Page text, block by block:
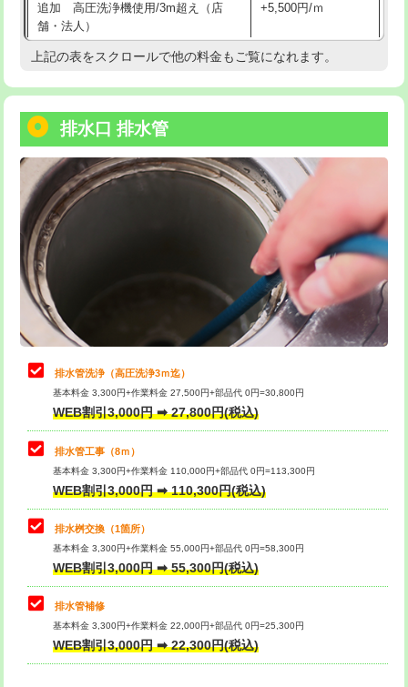
業)
給水管工事※（塩ビ管（VP・HI）使
用/3ｍまで)
用（追加）/3ｍ超え)
給水管工事※（ライニング鋼管・銅
管・ポリ管・HT管使用/3ｍまで)
44,000円
給水管工事※（ライニング鋼管・銅
管・ポリ管・HT管使用/3ｍ超え)
+8,800円
排水管工事（土の掘削・埋め戻し作
業）
11,000円~
排水管工事（排水管工事/3ｍまで） 55,000円
排水管工事（追加 排水管工事/3ｍ超
え）
マス交換（土の掘削・埋め戻し作業）
マス交換（深さ50㎝未満）
マス交換（深さ50㎝以上） 66,000円
コンクリート斫り（厚さ10㎝まで）
コンクリート斫り（厚さ10㎝超え）
モルタル補修（厚さ10㎝まで）
モルタル補修（厚さ10㎝超え）
追加 高圧洗浄機使用/3m超え（店
舗・法人）
+5,500円/ｍ
高度高圧洗浄換 現地調査
トーラー機使用/3mまで
追加トーラー機使用/3m超え +3,300円
カメラ調査 33,000円
桝清掃 8,800円
止水・漏水調査・防水処理・清掃・修
理・調整・分解・加工など（軽作業）
11,000円
止水・漏水調査・防水処理・清掃・修
理・調整・分解・加工など（中作業）
22,000円
止水・漏水調査・防水処理・清掃・修
理・調整・分解・加工など（重作業）
33,000円
その他部品の脱着
交換・取付（タンク） 22,000円+材料費
交換・取付(単水栓（壁付・デッキ
式）)
交換・取付(混合水栓（壁付・デッキ
式・ワンホール）)
16,500円+材料費
交換・取付(排水栓・排水トラップ
上記の表をスクロールで他の料金もご覧になれます。
排水口 排水管
排水管洗浄（高圧洗浄3ｍ迄）
基本料金 3,300円+作業料金 27,500円+部品代 0円=30,800円
WEB割引3,000円 ➡ 27,800円(税込)
排水管工事（8ｍ）
基本料金 3,300円+作業料金 110,000円+部品代 0円=113,300円
WEB割引3,000円 ➡ 110,300円(税込)
排水桝交換（1箇所）
基本料金 3,300円+作業料金 55,000円+部品代 0円=58,300円
WEB割引3,000円 ➡ 55,300円(税込)
排水管補修
基本料金 3,300円+作業料金 22,000円+部品代 0円=25,300円
WEB割引3,000円 ➡ 22,300円(税込)